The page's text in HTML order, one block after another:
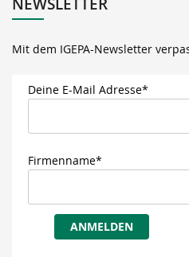
Mit dem IGEPA-Newsletter
Deine E-Mail Adresse*
Firmenname*
ANMELDEN